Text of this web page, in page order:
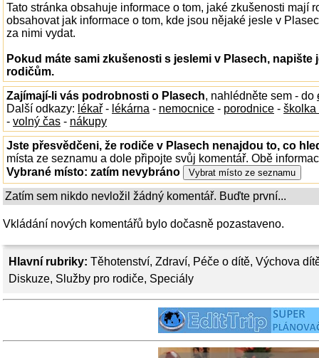
Hlavní rubriky: Těhotenství, Zdraví, Péče o dítě, Výchova
Diskuze, Služby pro rodiče, Speciály
Tato stránka obsahuje informace o tom, jaké zkušenosti mají
obsahovat jak informace o tom, kde jsou nějaké jesle v
za nimi vydat.
Pokud máte sami zkušenosti s jeslemi v Plasech,
rodičům.
Zajímají-li vás podrobnosti o Plasech, nahlédněte sem - do
Další odkazy: lékař - lékárna - nemocnice - porodnice - školka
- volný čas - nákupy
Jste přesvědčeni, že rodiče v Plasech nenajdou to, co
místa ze seznamu a dole připojte svůj komentář. Obě
Vybrané místo: zatím nevybráno
Zatím sem nikdo nevložil žádný komentář. Buďte první...
Vkládání nových komentářů bylo dočasně pozastaveno.